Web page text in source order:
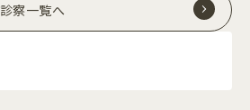
診察一覧へ